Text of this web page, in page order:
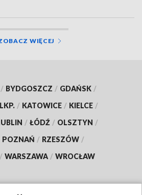
WIĘCEJ
/ BYDGOSZCZ / GDAŃSK /
/ KATOWICE / KIELCE /
/ ŁÓDŹ / OLSZTYN /
POZNAŃ / RZESZÓW /
/ WARSZAWA / WROCŁAW